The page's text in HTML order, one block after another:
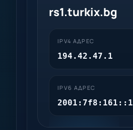
rs1.turkix.bg
IPV4 АДРЕС
194.42.47.1
IPV6 АДРЕС
2001:7f8:161::1